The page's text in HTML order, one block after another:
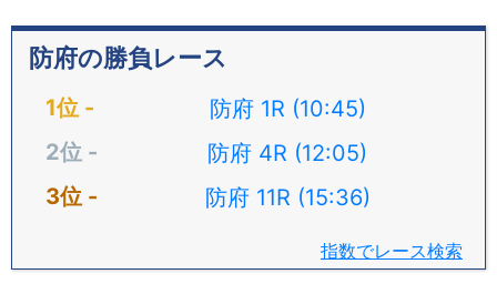
防府の勝負レース
防府 1R (10:45)
防府 4R (12:05)
防府 11R (15:36)
指数でレース検索